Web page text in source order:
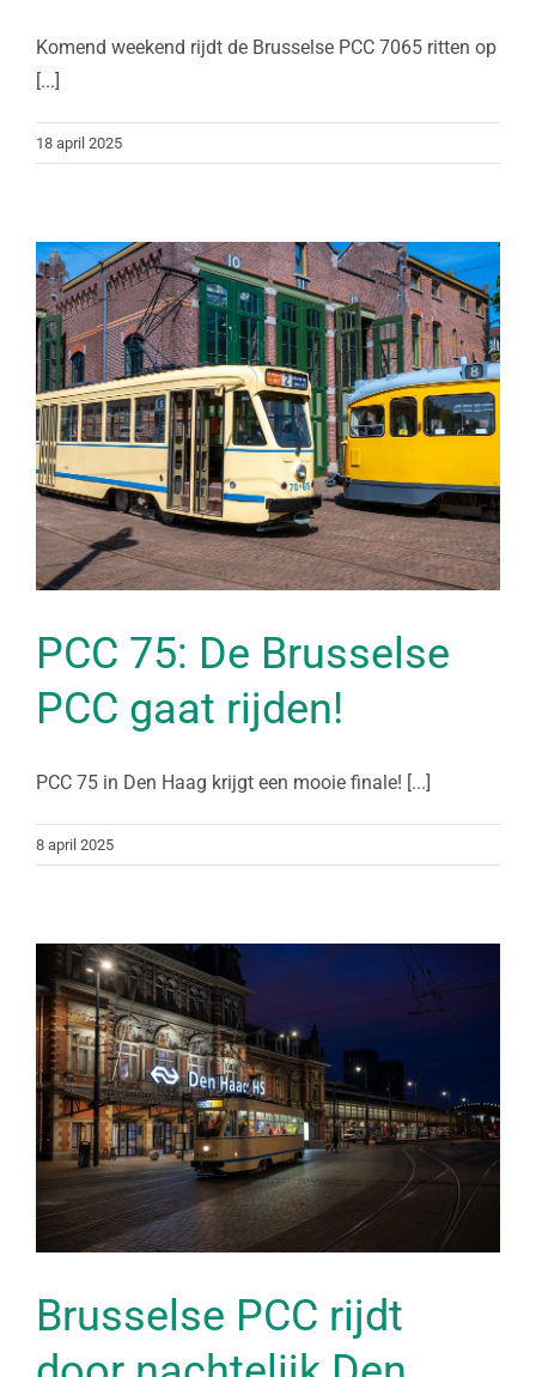
Komend weekend rijdt de Brusselse PCC 7065 ritten op
[...]
18 april 2025
PCC 75: De Brusselse
PCC gaat rijden!
PCC 75 in Den Haag krijgt een mooie finale! [...]
8 april 2025
Brusselse PCC rijdt